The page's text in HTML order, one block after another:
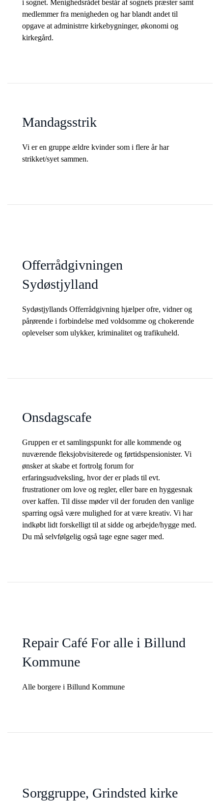
i sognet. Menighedsrådet består af sognets præster samt
medlemmer fra menigheden og har blandt andet til
opgave at administrre kirkebygninger, økonomi og
kirkegård.
Mandagsstrik
Vi er en gruppe ældre kvinder som i flere år har
strikket/syet sammen.
Offerrådgivningen
Sydøstjylland
Sydøstjyllands Offerrådgivning hjælper ofre, vidner og
pårørende i forbindelse med voldsomme og chokerende
oplevelser som ulykker, kriminalitet og trafikuheld.
Onsdagscafe
Gruppen er et samlingspunkt for alle kommende og
nuværende fleksjobvisiterede og førtidspensionister. Vi
ønsker at skabe et fortrolg forum for
erfaringsudveksling, hvor der er plads til evt.
frustrationer om love og regler, eller bare en hyggesnak
over kaffen. Til disse møder vil der foruden den vanlige
sparring også være mulighed for at være kreativ. Vi har
indkøbt lidt forskelligt til at sidde og arbejde/hygge med.
Du må selvfølgelig også tage egne sager med.
Repair Café For alle i Billund
Kommune
Alle borgere i Billund Kommune
Sorggruppe, Grindsted kirke